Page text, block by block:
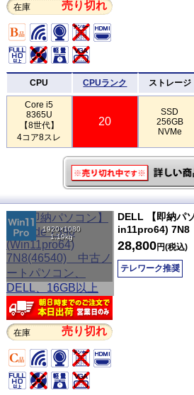
在庫 売り切れ
CPU CPUランク ストレージ
Core i5
8365U
【8世代】
4コア8スレ
20
SSD
256GB
NVMe
1920×1080
1.19kg
在庫 売り切れ
DELL 【即納パ
in11pro64) 7N8
28,800円(税込)
テレワーク推奨